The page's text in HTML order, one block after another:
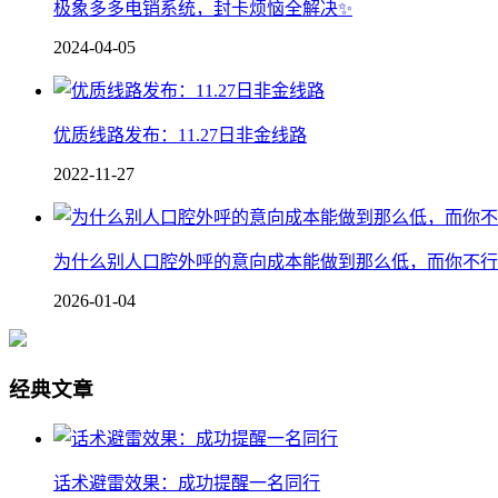
极象多多电销系统，封卡烦恼全解决✨
2024-04-05
优质线路发布：11.27日非金线路
2022-11-27
为什么别人口腔外呼的意向成本能做到那么低，而你不
2026-01-04
经典文章
话术避雷效果：成功提醒一名同行